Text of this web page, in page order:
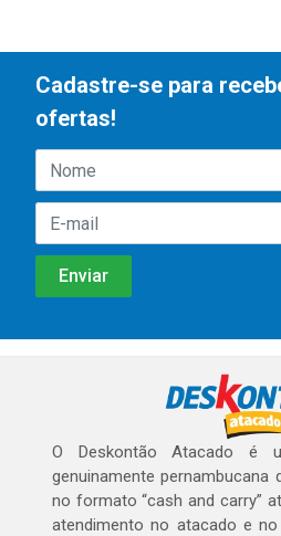
Cadastre-se para
ofertas!
O Deskontão Atacado é
genuinamente
no formato “cash and carry”
atendimento no atacado e